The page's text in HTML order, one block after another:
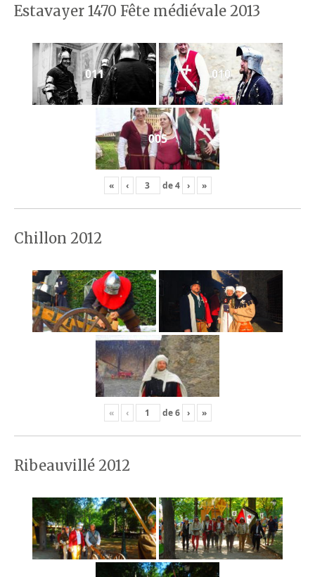
Estavayer 1470 Fête médiévale 2013
011 010
005
« ‹ de4 › »
Chillon 2012
« ‹ de6 › »
Ribeauvillé 2012